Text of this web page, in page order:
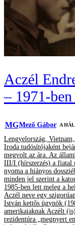
Aczél
– 1971-
MGMező Gábor A
Lengyelország,
Iroda tudósítójaként
megvolt az ára. Az
III/I (hírszerzés) a fiatal
nyoma a hiányos
minden jel szerint a
1985-ben lett meleg a
Aczél neve egy
István kettős ügynök
amerikaiaknak Aczélt
rezidentúra „megnyert